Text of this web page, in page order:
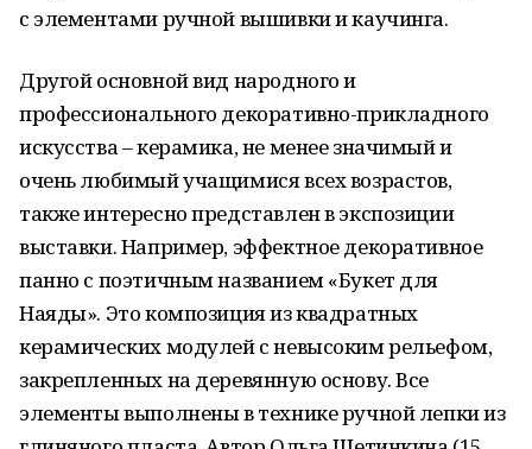
с элементами ручной вышивки и каучинга.
Другой основной вид народного и
профессионального декоративно-прикладного
искусства – керамика, не менее значимый и
очень любимый учащимися всех возрастов,
также интересно представлен в экспозиции
выставки. Например, эффектное декоративное
панно с поэтичным названием «Букет для
Наяды». Это композиция из квадратных
керамических модулей с невысоким рельефом,
закрепленных на деревянную основу. Все
элементы выполнены в технике ручной лепки из